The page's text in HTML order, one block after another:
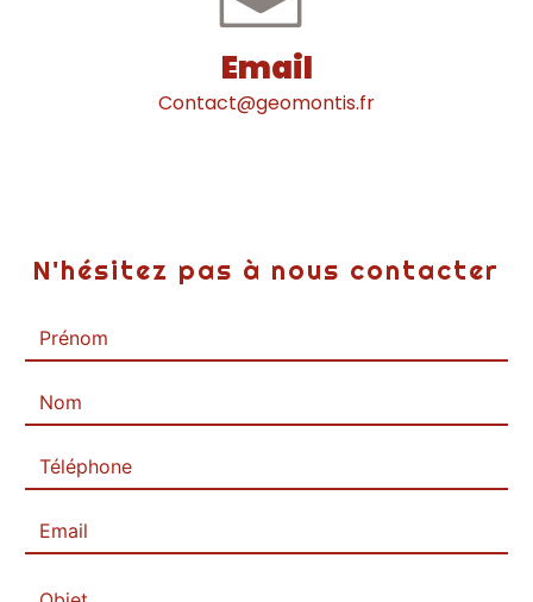
Email
contact@geomontis.fr
N'hésitez pas à nous contacter